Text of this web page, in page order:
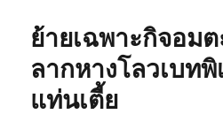
ย้ายเฉพาะกิจอม
ลากหางโลวเบทพิ
แท่นเตี้ย